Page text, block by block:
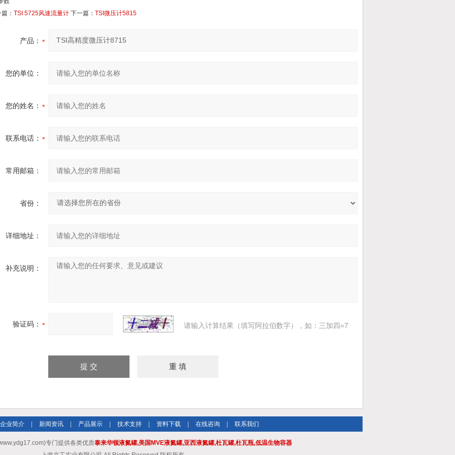
： TSI 5725风速流量计 下一篇： TSI微压计5815
产品：
您的单位：
您的姓名：
联系电话：
常用邮箱：
省份：
详细地址：
补充说明：
验证码： 请输入计算结果（填写阿拉伯数字），如：三加四=7
企业简介 新闻资讯 产品展示 技术支持 资料下载 在线咨询 联系我们
专门提供各类优质泰来华顿液氮罐,美国MVE液氮罐,亚西液氮罐,杜瓦罐,杜瓦瓶,低温生物容器